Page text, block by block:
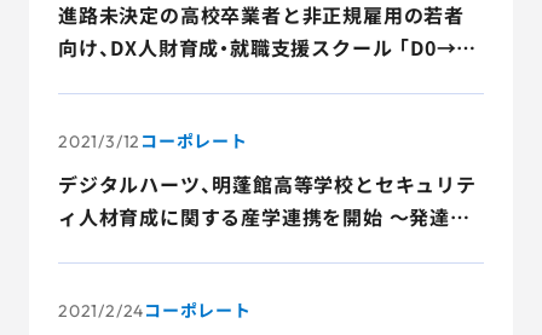
事例紹介
会社情報
進路未決定の高校卒業者と非正規雇用の若者
向け、DX人財育成・就職支援スクール 「D0→1
関する知識習得とビジネスマインド醸成の授
業を共同開発し5月開校～
2021/3/12 コーポレート
デジタルハーツ、明蓬館高等学校とセキュリテ
ィ人材育成に関する産学連携を開始 ～発達に
2021/2/24コーポレート